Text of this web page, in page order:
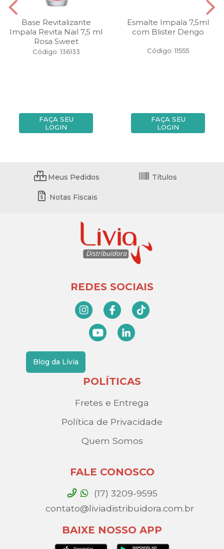
Base Revitalizante
Impala Revita Nail 7,5 ml
Rosa Sweet
Código: 136133
FAÇA SEU
LOGIN
Esmalte Impala 7,5ml
com Blister Dengo
Código: 11555
FAÇA SEU
LOGIN
Meus Pedidos Títulos
Notas Fiscais
REDES SOCIAIS
Blog da Lívia
POLÍTICAS
Fretes e Entrega
Política de Privacidade
Quem Somos
FALE CONOSCO
(17) 3209-9595
contato@liviadistribuidora.com.br
BAIXE NOSSO APP